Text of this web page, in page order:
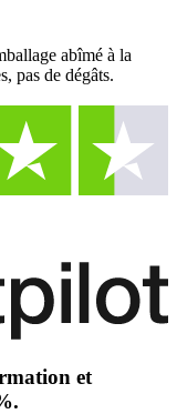
abîmé à la
pas de dégâts.
et